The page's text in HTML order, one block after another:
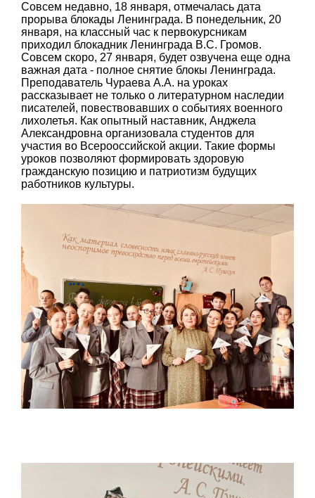
Совсем недавно, 18 января, отмечалась дата
прорыва блокады Ленинграда. В понедельник, 20
января, на классный час к первокурсникам
приходил блокадник Ленинграда В.С. Громов.
Совсем скоро, 27 января, будет озвучена еще одна
важная дата - полное снятие блокы Ленинграда.
Преподаватель Чураева А.А. на уроках
рассказывает не только о литературном наследии
писателей, повествовавших о событиях военного
лихолетья. Как опытный наставник, Анджела
Александровна организовала студентов для
участия во Всерооссийской акции. Такие формы
уроков позволяют формировать здоровую
гражданскую позицию и патриотизм будущих
работников культуры.